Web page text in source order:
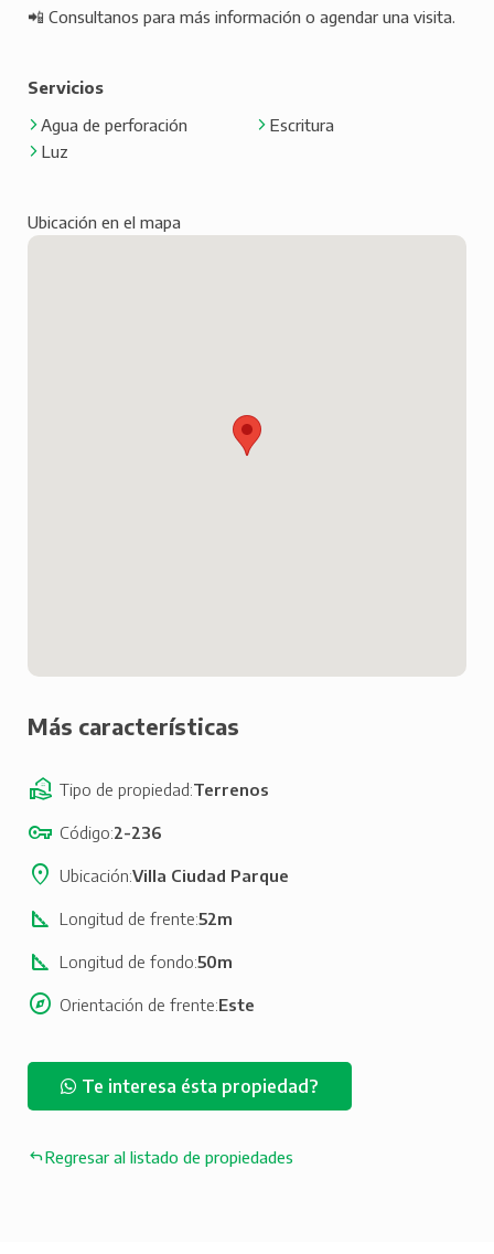
📲 Consultanos para más información o agendar una visita.
Servicios
Agua de perforación
Escritura
Luz
Ubicación en el mapa
Más características
Tipo de propiedad Terrenos
Código 2-236
Ubicación Villa Ciudad Parque
Longitud de frente 52m
Longitud de fondo 50m
Orientación de frente Este
Te interesa ésta propiedad?
Regresar al listado de propiedades